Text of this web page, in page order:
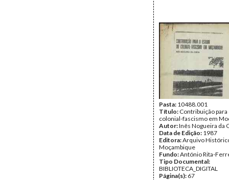
Pasta: 10488.001
Título: Contribuição
colonial-fascismo em
Autor:Inês Nogueira da
Data de Edição: 1987
Editora:Arquivo
Moçambique
Fundo:António Rita-
Tipo Documental:
BIBLIOTECA_DIGITAL
Página(s): 67